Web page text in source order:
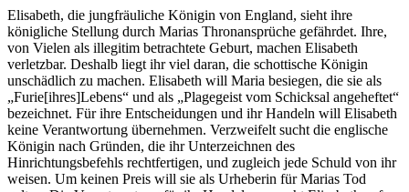
Elisabeth, die jungfräuliche Königin von England, sieht ihre
königliche Stellung durch Marias Thronansprüche gefährdet. Ihre,
von Vielen als illegitim betrachtete Geburt, machen Elisabeth
verletzbar. Deshalb liegt ihr viel daran, die schottische Königin
unschädlich zu machen. Elisabeth will Maria besiegen, die sie als
„Furie[ihres]Lebens“ und als „Plagegeist vom Schicksal angeheftet“
bezeichnet. Für ihre Entscheidungen und ihr Handeln will Elisabeth
keine Verantwortung übernehmen. Verzweifelt sucht die englische
Königin nach Gründen, die ihr Unterzeichnen des
Hinrichtungsbefehls rechtfertigen, und zugleich jede Schuld von ihr
weisen. Um keinen Preis will sie als Urheberin für Marias Tod